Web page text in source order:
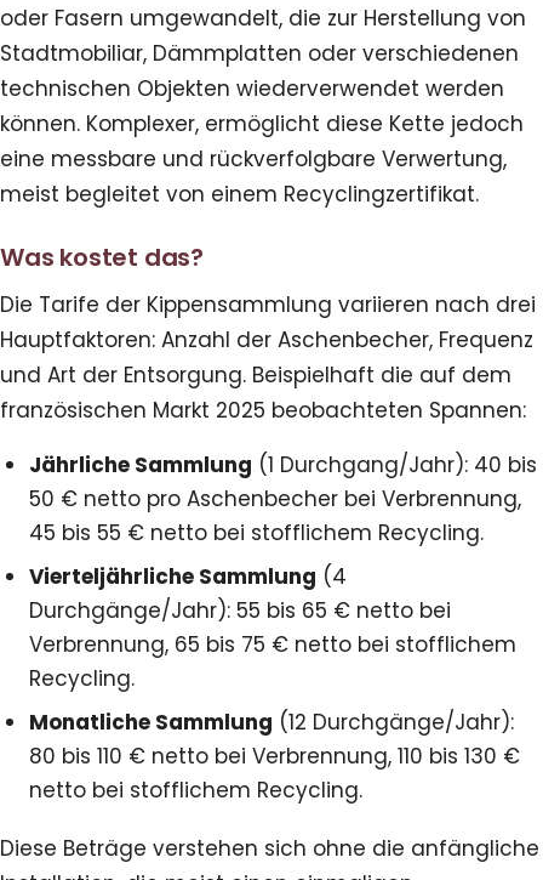
oder Fasern umgewandelt, die zur Herstellung von
Stadtmobiliar, Dämmplatten oder verschiedenen
technischen Objekten wiederverwendet werden
können. Komplexer, ermöglicht diese Kette jedoch
eine messbare und rückverfolgbare Verwertung,
meist begleitet von einem Recyclingzertifikat.
Was kostet das?
Die Tarife der Kippensammlung variieren nach drei
Hauptfaktoren: Anzahl der Aschenbecher, Frequenz
und Art der Entsorgung. Beispielhaft die auf dem
französischen Markt 2025 beobachteten Spannen:
Jährliche Sammlung (1 Durchgang/Jahr): 40 bis
50 € netto pro Aschenbecher bei Verbrennung,
45 bis 55 € netto bei stofflichem Recycling.
Vierteljährliche Sammlung (4
Durchgänge/Jahr): 55 bis 65 € netto bei
Verbrennung, 65 bis 75 € netto bei stofflichem
Recycling.
Monatliche Sammlung (12 Durchgänge/Jahr):
80 bis 110 € netto bei Verbrennung, 110 bis 130 €
netto bei stofflichem Recycling.
Diese Beträge verstehen sich ohne die anfängliche